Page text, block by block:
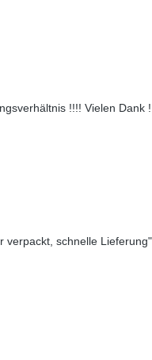
!!!! Vielen Dank
verpackt, schnelle Lieferung"